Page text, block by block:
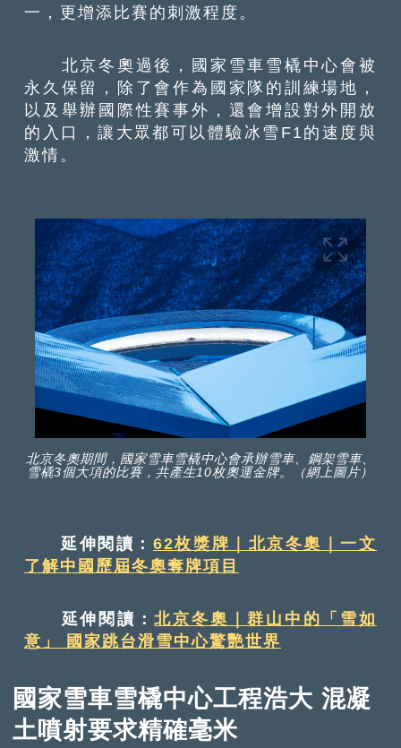
一，更增添比賽的刺激程度。
北京冬奧過後，國家雪車雪橇中心會被
永久保留，除了會作為國家隊的訓練場地，
以及舉辦國際性賽事外，還會增設對外開放
的入口，讓大眾都可以體驗冰雪F1的速度與
激情。
北京冬奧期間，國家雪車雪橇中心會承辦雪車、鋼架雪車、
雪橇3個大項的比賽，共產生10枚奧運金牌。（網上圖片）
延伸閱讀： 62枚獎牌｜北京冬奧｜一文
了解中國歷屆冬奧奪牌項目
延伸閱讀：北京冬奧｜群山中的「雪如
意」 國家跳台滑雪中心驚艷世界
國家雪車雪橇中心工程浩大 混凝
土噴射要求精確毫米